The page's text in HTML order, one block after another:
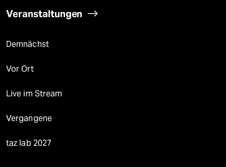
Veranstaltungen
Demnächst
Vor Ort
Live im Stream
Vergangene
taz lab 2027